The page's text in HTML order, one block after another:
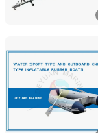
DEYUAN MARINE
Guangdong,